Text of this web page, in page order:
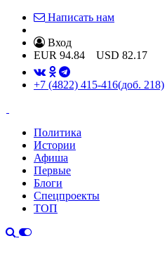
Написать нам
Вход
EUR 94.84 USD 82.17
+7 (4822) 415-416(доб. 218)
Политика
Истории
Афиша
Первые
Блоги
Спецпроекты
ТОП